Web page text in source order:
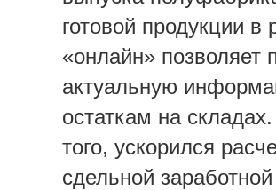
готовой продукции в
«онлайн» позволяет
актуальную
остаткам на
того, ускорился
сдельной